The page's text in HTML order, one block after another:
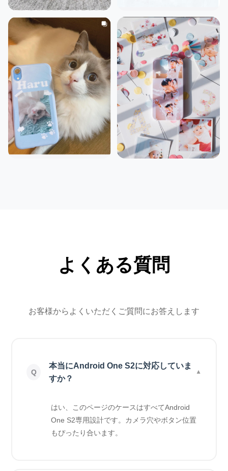
よくある質問
お客様からよくいただくご質問にお答えします
本当にAndroid One S2に対応していま
すか？
はい、このページのケースはすべてAndroid
One S2専用設計です。カメラ穴やボタン位置
もぴったり合います。